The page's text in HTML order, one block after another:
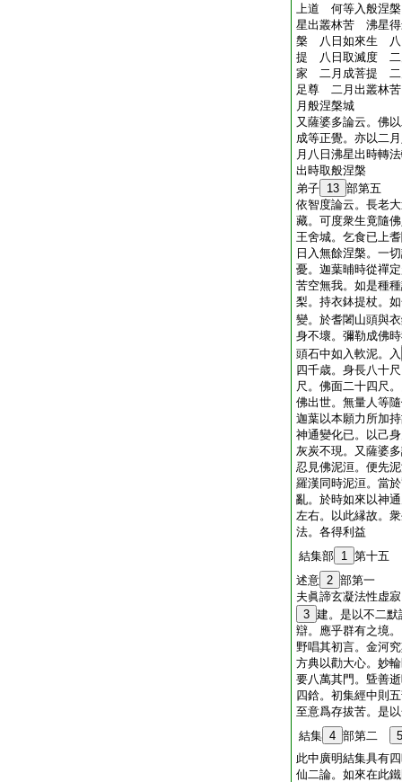
上道 何等入般涅
星出叢林苦 沸星
槃 八日如來生 八
提 八日取滅度 二
家 二月成菩提 二
足尊 二月出叢林
月般涅槃城
又薩婆多論云。佛
成等正覺。亦以二
月八日沸星出時轉
出時取般涅槃
弟子 13 部第五
依智度論云。長老
藏。可度衆生竟隨
王舍城。乞食已上
日入無餘涅槃。一
憂。迦葉晡時從禪
苦空無我。如是種
梨。持衣鉢提杖。
變。於耆闍山頭與
身不壞。彌勒成佛
頭石中如入軟泥。入
四千歳。身長八十
尺。佛面二十四尺
佛出世。無量人等
迦葉以本願力所加
神通變化已。以己
灰炭不現。又薩婆
忍見佛泥洹。便先
羅漢同時泥洹。當
亂。於時如來以神
左右。以此縁故。
法。各得利益
結集部 1 第十五
述意 2 部第一
夫眞諦玄凝法性虚
3 建。是以不二
辯。應乎群有之境
野唱其初言。金河
方典以勸大心。妙
要八萬其門。曁善
四鋡。初集經中則
至意爲存拔苦。是
結集 4 部第二
5
此中廣明結集具有
仙二論。如來在此